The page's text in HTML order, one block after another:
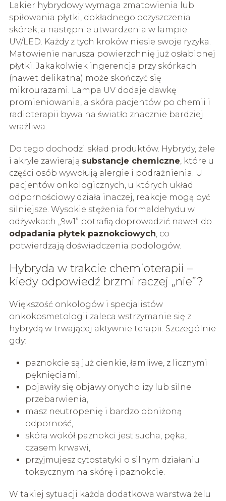
Lakier hybrydowy wymaga zmatowienia lub
spiłowania płytki, dokładnego oczyszczenia
skórek, a następnie utwardzenia w lampie
UV/LED. Każdy z tych kroków niesie swoje ryzyka.
Matowienie narusza powierzchnię już osłabionej
płytki. Jakakolwiek ingerencja przy skórkach
(nawet delikatna) może skończyć się
mikrourazami. Lampa UV dodaje dawkę
promieniowania, a skóra pacjentów po chemii i
radioterapii bywa na światło znacznie bardziej
wrażliwa.
Do tego dochodzi skład produktów. Hybrydy, żele
i akryle zawierają substancje chemiczne, które u
części osób wywołują alergie i podrażnienia. U
pacjentów onkologicznych, u których układ
odpornościowy działa inaczej, reakcje mogą być
silniejsze. Wysokie stężenia formaldehydu w
odżywkach „9w1” potrafią doprowadzić nawet do
odpadania płytek paznokciowych, co
potwierdzają doświadczenia podologów.
Hybryda w trakcie chemioterapii –
kiedy odpowiedź brzmi raczej „nie”?
Większość onkologów i specjalistów
onkokosmetologii zaleca wstrzymanie się z
hybrydą w trwającej aktywnie terapii. Szczególnie
gdy:
paznokcie są już cienkie, łamliwe, z licznymi
pęknięciami,
pojawiły się objawy onycholizy lub silne
przebarwienia,
masz neutropenię i bardzo obniżoną
odporność,
skóra wokół paznokci jest sucha, pęka,
czasem krwawi,
przyjmujesz cytostatyki o silnym działaniu
toksycznym na skórę i paznokcie.
W takiej sytuacji każda dodatkowa warstwa żelu